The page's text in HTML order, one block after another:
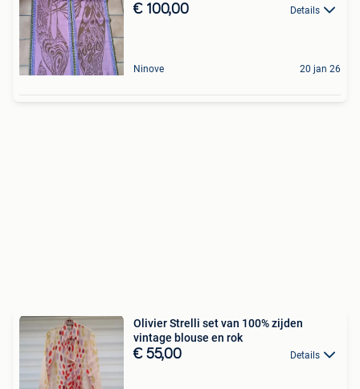
€ 100,00 Details
Ninove 20 jan 26
Olivier Strelli set van 100% zijden
vintage blouse en rok
€ 55,00 Details